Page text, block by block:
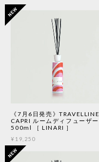
《7月6日発売》TRAVELLINE
CAPRI ルームディフューザー
500ml ［ LINARI ］
¥19,250